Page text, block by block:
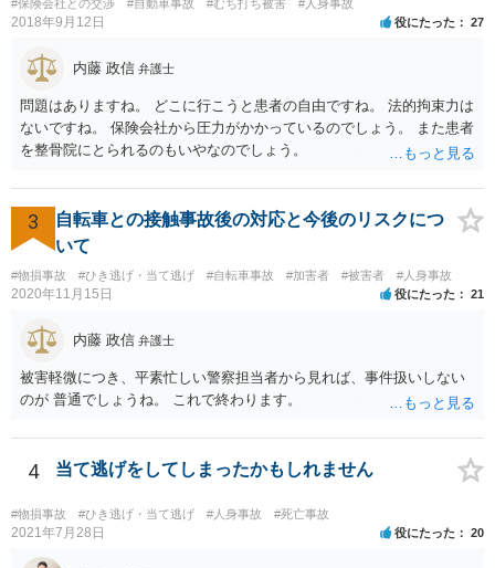
#保険会社との交渉 #自動車事故 #むち打ち被害 #人身事故
2018年9月12日 役にたった 27
内藤 政信 弁護士
問題はありますね。 どこに行こうと患者の自由ですね。 法的拘束力は
ないですね。 保険会社から圧力がかかっているのでしょう。 また患者
を整骨院にとられるのもいやなのでしょう。
3
自転車との接触事故後の対応と今後のリスクにつ
いて
#物損事故 #ひき逃げ・当て逃げ #自転車事故 #加害者 #被害者 #人身事故
2020年11月15日 役にたった 21
内藤 政信 弁護士
被害軽微につき、平素忙しい警察担当者から見れば、事件扱いしない
のが 普通でしょうね。 これで終わります。
4 当て逃げをしてしまったかもしれません
#物損事故 #ひき逃げ・当て逃げ #人身事故 #死亡事故
2021年7月28日 役にたった 20